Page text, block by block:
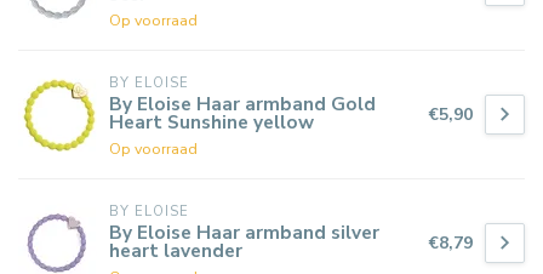
Op voorraad
BY ELOISE
By Eloise Haar armband Gold
Heart Sunshine yellow
Op voorraad
€5,90
BY ELOISE
By Eloise Haar armband silver
heart lavender €8,79